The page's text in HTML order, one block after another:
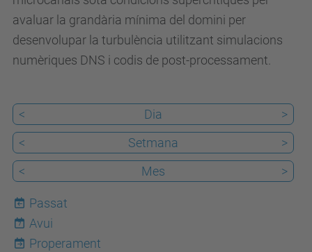
s
c
r
t
i
a
l
-
t
u
avaluar la grandària mínima del domini per
desenvolupar la turbulència utilitzant simulacions
numèriques DNS i codis de post-processament.
< Dia
>
<
Setmana
>
<
Mes >
Passat
7
Avui
Properament